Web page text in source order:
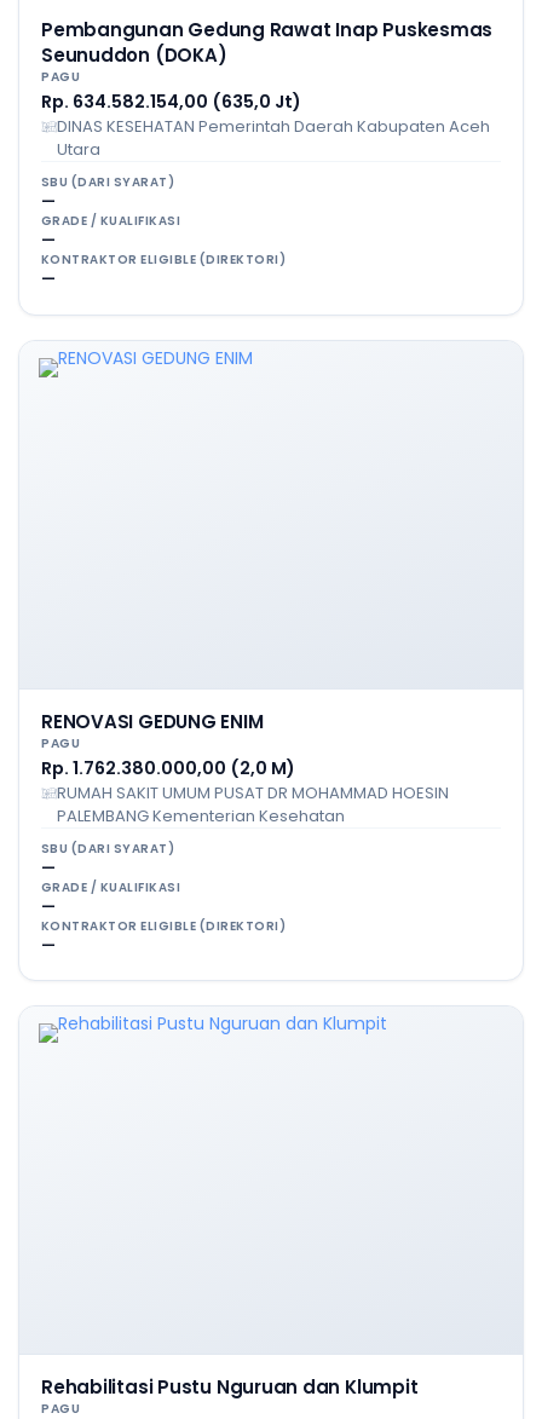
Pembangunan Gedung Rawat Inap Puskesmas
Seunuddon (DOKA)
PAGU
Rp. 634.582.154,00 (635,0 Jt)
DINAS KESEHATAN Pemerintah Daerah Kabupaten Aceh
Utara
SBU (DARI SYARAT)
—
GRADE / KUALIFIKASI
—
KONTRAKTOR ELIGIBLE (DIREKTORI)
—
RENOVASI GEDUNG ENIM
PAGU
Rp. 1.762.380.000,00 (2,0 M)
RUMAH SAKIT UMUM PUSAT DR MOHAMMAD HOESIN
PALEMBANG Kementerian Kesehatan
SBU (DARI SYARAT)
—
GRADE / KUALIFIKASI
—
KONTRAKTOR ELIGIBLE (DIREKTORI)
—
Rehabilitasi Pustu Nguruan dan Klumpit
PAGU